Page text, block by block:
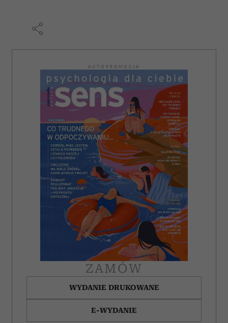
AUTOPROMOCJA
ZAMÓW
WYDANIE DRUKOWANE
E-WYDANIE